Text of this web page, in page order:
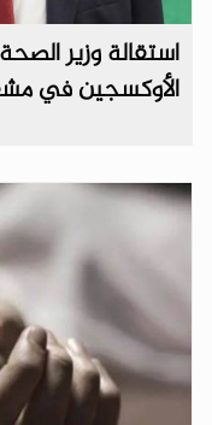
استقالة وزير
الأوكسجين في